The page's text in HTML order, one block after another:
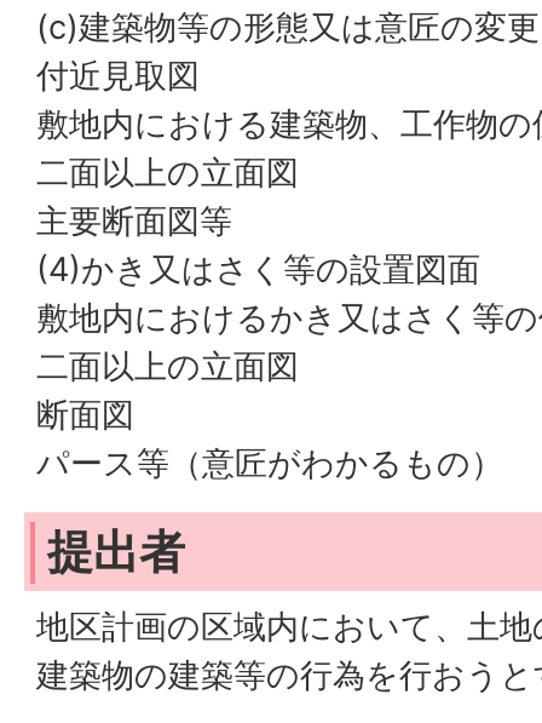
(c)建築物等の形態又は意匠の変更
付近見取図
敷地内における建築物、工作物
二面以上の立面図
主要断面図等
(4)かき又はさく等の設置図面
敷地内におけるかき又はさく等
二面以上の立面図
断面図
パース等（意匠がわかるもの）
提出者
地区計画の区域内において、土
建築物の建築等の行為を行おう